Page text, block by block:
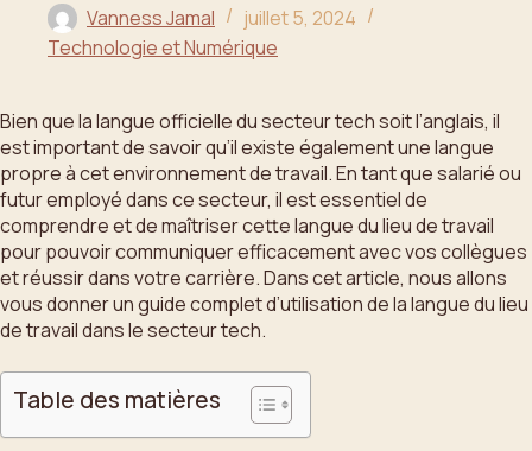
Vanness Jamal
juillet 5, 2024
Technologie et Numérique
Bien que la langue officielle du secteur tech soit l’anglais, il
est important de savoir qu’il existe également une langue
propre à cet environnement de travail. En tant que salarié ou
futur employé dans ce secteur, il est essentiel de
comprendre et de maîtriser cette langue du lieu de travail
pour pouvoir communiquer efficacement avec vos collègues
et réussir dans votre carrière. Dans cet article, nous allons
vous donner un guide complet d’utilisation de la langue du lieu
de travail dans le secteur tech.
Table des matières